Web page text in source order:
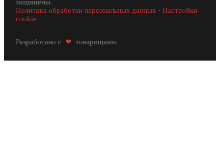
защищены.
Политика обработки персональных данных · Настройки
cookie
Разработано с ❤ товарищами.